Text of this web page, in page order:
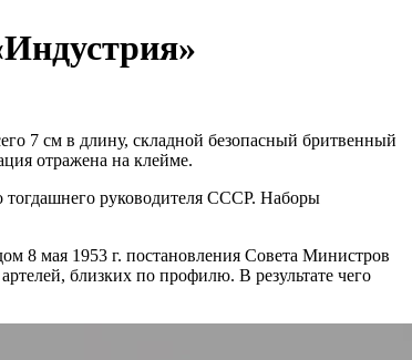
7 см в длину, складной безопасный бритвенный
отражена на клейме.
руководителя СССР. Наборы
8 мая 1953 г. постановления Совета Министров
близких по профилю. В результате чего